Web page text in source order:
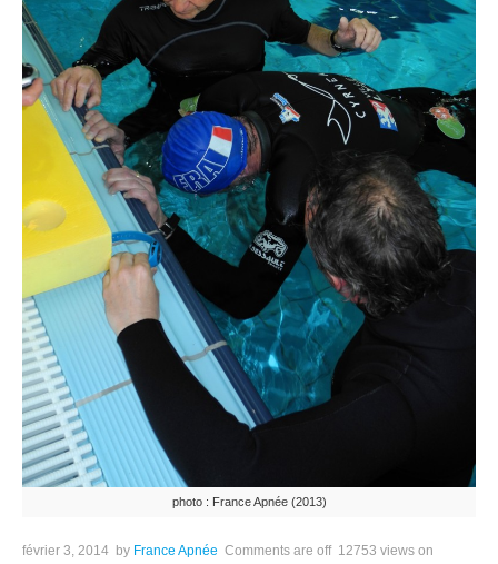
photo : France Apnée (2013)
février 3, 2014 by France Apnée Comments are off 12753 views on